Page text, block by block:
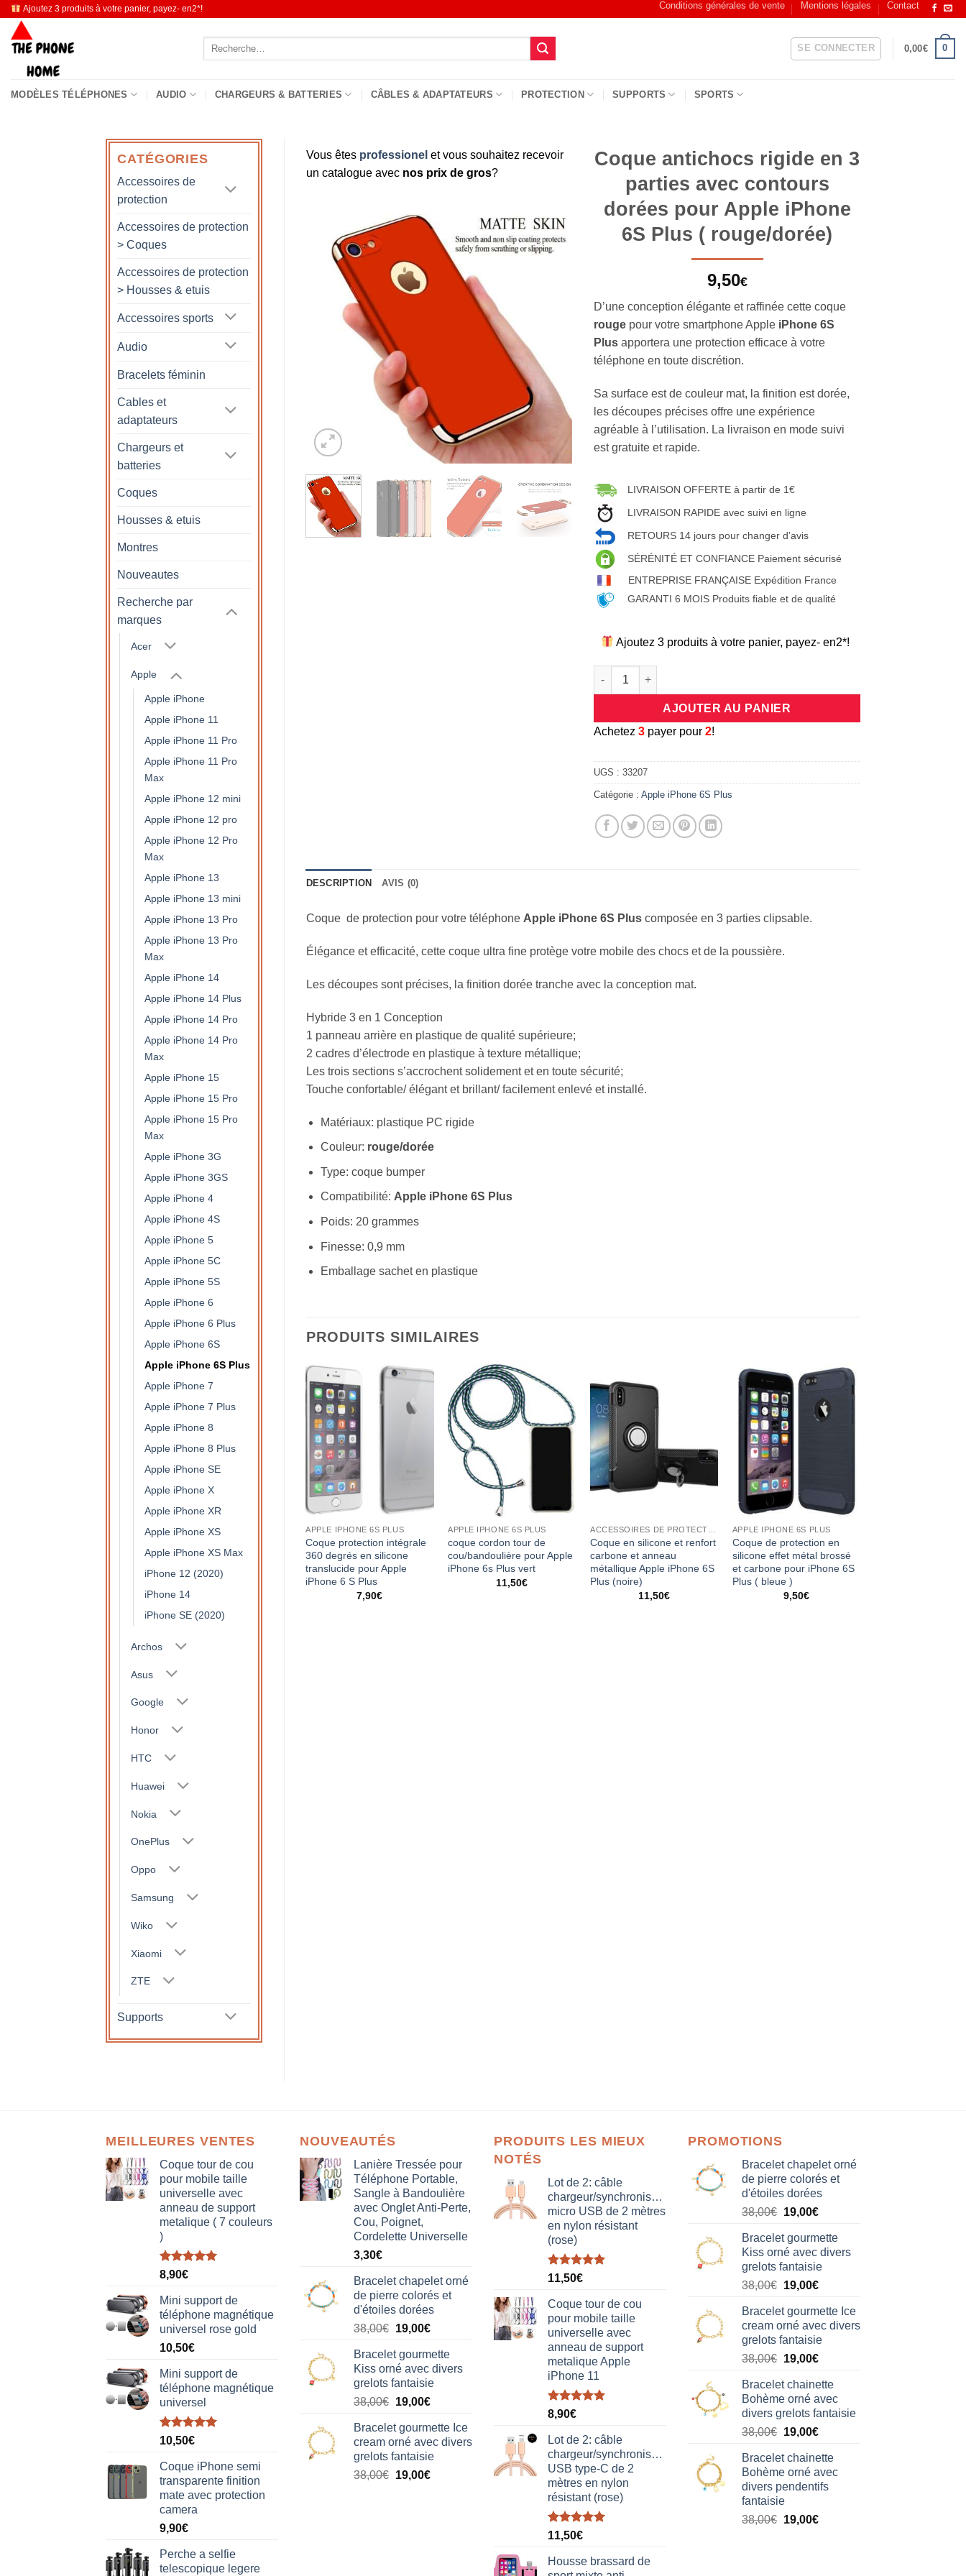
Passer
contenu
Ajoutez 3 produits à votre panier, payez- en2*! Conditions générales de vente Mentions légales Contact
Recherche
SE CONNECTER 0,00€ 0
MODÈLES TÉLÉPHONES AUDIO CHARGEURS & BATTERIES CÂBLES & ADAPTATEURS PROTECTION SUPPORTS SPORTS
CATÉGORIES
Accessoires de
protection
Accessoires de protection
> Coques
Accessoires de protection
> Housses & etuis
Accessoires sports
Audio
Bracelets féminin
Cables et
adaptateurs
Chargeurs et
batteries
Coques
Housses & etuis
Montres
Nouveautes
Recherche par
marques
Acer
Apple
Apple iPhone
Apple iPhone 11
Apple iPhone 11 Pro
Apple iPhone 11 Pro
Max
Apple iPhone 12 mini
Apple iPhone 12 pro
Apple iPhone 12 Pro
Max
Apple iPhone 13
Apple iPhone 13 mini
Apple iPhone 13 Pro
Apple iPhone 13 Pro
Max
Apple iPhone 14
Apple iPhone 14 Plus
Apple iPhone 14 Pro
Apple iPhone 14 Pro
Max
Apple iPhone 15
Apple iPhone 15 Pro
Apple iPhone 15 Pro
Max
Apple iPhone 3G
Apple iPhone 3GS
Apple iPhone 4
Apple iPhone 4S
Apple iPhone 5
Apple iPhone 5C
Apple iPhone 5S
Apple iPhone 6
Apple iPhone 6 Plus
Apple iPhone 6S
Apple iPhone 6S Plus
Apple iPhone 7
Apple iPhone 7 Plus
Apple iPhone 8
Apple iPhone 8 Plus
Apple iPhone SE
Apple iPhone X
Apple iPhone XR
Apple iPhone XS
Apple iPhone XS Max
iPhone 12 (2020)
iPhone 14
iPhone SE (2020)
Archos
Asus
Google
Honor
HTC
Huawei
Nokia
OnePlus
Oppo
Samsung
Wiko
Xiaomi
ZTE
Supports
Vous êtes professionel et vous souhaitez recevoir
un catalogue avec nos prix de gros?
Coque antichocs rigide en 3
parties avec contours
dorées pour Apple iPhone
6S Plus ( rouge/dorée)
9,50€
D’une conception élégante et raffinée cette coque
rouge pour votre smartphone Apple iPhone 6S
Plus apportera une protection efficace à votre
téléphone en toute discrétion.
Sa surface est de couleur mat, la finition est dorée,
les découpes précises offre une expérience
agréable à l’utilisation. La livraison en mode suivi
est gratuite et rapide.
LIVRAISON OFFERTE à partir de 1€
LIVRAISON RAPIDE avec suivi en ligne
RETOURS 14 jours pour changer d’avis
SÉRÉNITÉ ET CONFIANCE Paiement sécurisé
ENTREPRISE FRANÇAISE Expédition France
GARANTI 6 MOIS Produits fiable et de qualité
Ajoutez 3 produits à votre panier, payez- en2*!
quantité de Coque antichocs rigide en 3 parties avec contours dorées
AJOUTER AU PANIER
Achetez3 payer pour2!
UGS :33207
Catégorie :Apple iPhone 6S Plus
DESCRIPTION AVIS (0)
Coque de protection pour votre téléphone Apple iPhone 6S Pluscomposée en 3 parties clipsable.
Élégance et efficacité, cette coque ultra fine protège votre mobile des chocs et de la poussière.
Les découpes sont précises, la finition dorée tranche avec la conception mat.
Hybride 3 en 1 Conception
1 panneau arrière en plastique de qualité supérieure;
2 cadres d’électrode en plastique à texture métallique;
Les trois sections s’accrochent solidement et en toute sécurité;
Touche confortable/ élégant et brillant/ facilement enlevé et installé.
Matériaux: plastique PC rigide
Couleur: rouge/dorée
Type: coque bumper
Compatibilité:Apple iPhone 6S Plus
Poids: 20 grammes
Finesse: 0,9 mm
Emballage sachet en plastique
PRODUITS SIMILAIRES
APPLE IPHONE 6S PLUS
Coque protection intégrale
360 degrés en silicone
translucide pour Apple
iPhone 6 S Plus
7,90€
APPLE IPHONE 6S PLUS
coque cordon tour de
cou/bandoulière pour Apple
iPhone 6s Plus vert
11,50€
Coque en silicone et renfort
carbone et anneau
métallique Apple iPhone 6S
Plus (noire)
11,50€
APPLE IPHONE 6S PLUS
Coque de protection en
silicone effet métal brossé
et carbone pour iPhone 6S
Plus ( bleue )
9,50€
ACCESSOIRES DE PROTECTION
métallique Apple iPhone 6S
APPLE IPHONE 6S PLUS
anneau de support pour
Apple iPhone 6S Plus (
rouge )
MEILLEURES VENTES
Coque tour de cou
pour mobile taille
universelle avec
anneau de support
metalique ( 7 couleurs
)
Note5.00
8,90€
Mini support de
téléphone magnétique
universel rose gold
10,50€
Mini support de
téléphone magnétique
universel
Note5.00
10,50€
Coque iPhone semi
transparente finition
mate avec protection
camera
9,90€
Perche a selfie
telescopique legere
NOUVEAUTÉS
Lanière Tressée pour
Téléphone Portable,
Sangle à Bandoulière
avec Onglet Anti-Perte,
Cou, Poignet,
Cordelette Universelle
3,30€
Bracelet chapelet orné
de pierre colorés et
d'étoiles dorées
38,00€ Le
initial
était :
38,00€.
19,00€Le
actuel
est :
19,00€.
Bracelet gourmette
Kiss orné avec divers
grelots fantaisie
38,00€ Le
initial
était :
38,00€.
19,00€Le
actuel
est :
19,00€.
Bracelet gourmette Ice
cream orné avec divers
grelots fantaisie
38,00€ Le
19,00€Le
PRODUITS LES MIEUX
NOTÉS
Lot de 2: câble
chargeur/synchronisation
micro USB de 2 mètres
en nylon résistant
(rose)
Note5.00
11,50€
Coque tour de cou
pour mobile taille
universelle avec
anneau de support
metalique Apple
iPhone 11
Note5.00
8,90€
Lot de 2: câble
chargeur/synchronisation
USB type-C de 2
mètres en nylon
résistant (rose)
Note5.00
11,50€
Housse brassard de
PROMOTIONS
Bracelet chapelet orné
de pierre colorés et
d'étoiles dorées
38,00€ Le
initial
était :
38,00€.
19,00€Le
actuel
est :
19,00€.
Bracelet gourmette
Kiss orné avec divers
grelots fantaisie
38,00€ Le
initial
était :
38,00€.
19,00€Le
actuel
est :
19,00€.
Bracelet gourmette Ice
cream orné avec divers
grelots fantaisie
38,00€ Le
initial
était :
38,00€.
19,00€Le
actuel
est :
19,00€.
Bracelet chainette
Bohème orné avec
divers grelots fantaisie
38,00€ Le
initial
était :
38,00€.
19,00€Le
actuel
est :
19,00€.
Bracelet chainette
Bohème orné avec
divers pendentifs
fantaisie
38,00€ Le
19,00€Le